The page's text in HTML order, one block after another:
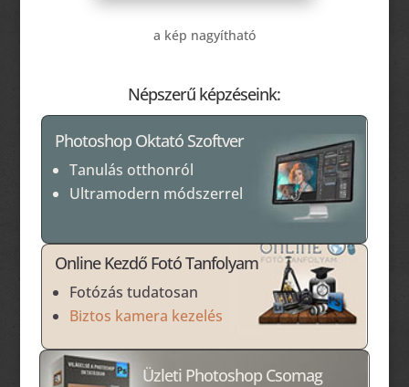
a kép nagyítható
Népszerű képzéseink:
Photoshop Oktató Szoftver
Tanulás otthonról
Ultramodern módszerrel
Online Kezdő Fotó Tanfolyam
Fotózás tudatosan
Biztos kamera kezelés
Üzleti Photoshop Csomag